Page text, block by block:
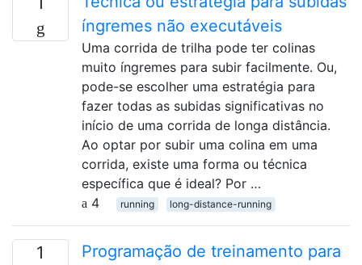
íngremes não executáveis
Uma corrida de trilha pode ter colinas
muito íngremes para subir facilmente. Ou,
pode-se escolher uma estratégia para
fazer todas as subidas significativas no
início de uma corrida de longa distância.
Ao optar por subir uma colina em uma
corrida, existe uma forma ou técnica
específica que é ideal? Por …
4
running long-distance-running
1
Programação de treinamento para